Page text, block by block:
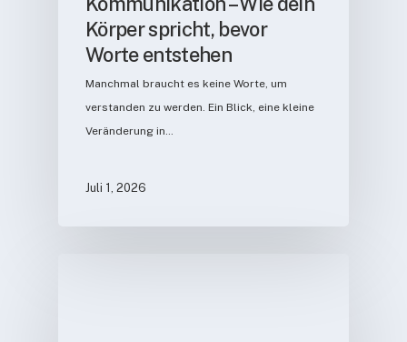
Körper spricht, bevor
Worte entstehen
Manchmal braucht es keine Worte, um
verstanden zu werden. Ein Blick, eine kleine
Veränderung in…
Juli 1, 2026